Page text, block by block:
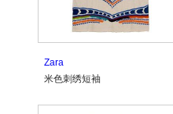
Zara
米色刺绣短袖